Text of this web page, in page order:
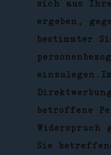
sich aus
ergeben,
bestimmter
betroffene
Widerspruch
Sie